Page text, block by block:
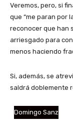
Veremos, pero, si
que “me paran por
reconocer que han
arriesgado para
menos haciendo
Si, además, se
saldrá doblemente
Domingo Sanz